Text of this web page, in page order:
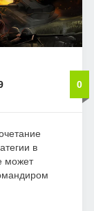
0
в
может